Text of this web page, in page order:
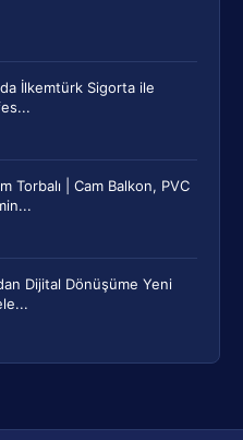
İlkemtürk Sigorta ile
Torbalı | Cam Balkon, PVC
Dijital Dönüşüme Yeni